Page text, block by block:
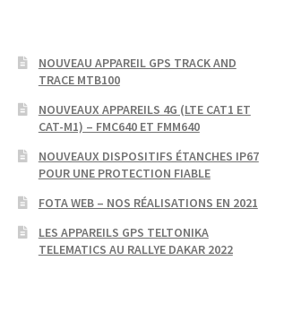
NOUVEAU APPAREIL GPS TRACK AND
TRACE MTB100
NOUVEAUX APPAREILS 4G (LTE CAT1 ET
CAT-M1) – FMC640 ET FMM640
NOUVEAUX DISPOSITIFS ÉTANCHES IP67
POUR UNE PROTECTION FIABLE
FOTA WEB – NOS RÉALISATIONS EN 2021
LES APPAREILS GPS TELTONIKA
TELEMATICS AU RALLYE DAKAR 2022